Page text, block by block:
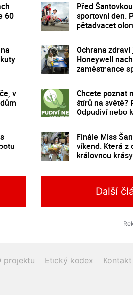
60
v
Před
sportovní den.
pětadvacet
Ochrana
Honeywell
zaměstnance
Chcete poznat
štírů na světě?
Odpudiví nebo
Finále Miss
víkend. Která z
královnou
Další
projektu Etický kodex Kontakt